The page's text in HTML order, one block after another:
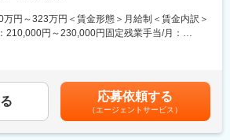
つ製品：
の定める業務
はなく、「人として信頼される」営業であり、
活背景に寄り添い、感謝される仕事です。
スでお客様宅を訪問
車）に乗ってお客様宅へ訪問をします。（1件あ
万円～323万円＜賃金形態＞月給制＜賃金内訳＞
210,000円～230,000円固定残業手当/月：
基づき、年齢や経験に応じて決定します。・昇
＜モデル給与＞※入社3年目平均基本給＋各種手
総支給月額344,141円※業績連動給：月の予算達
して支払われます。賃金はあくまでも目安の金
応募依頼する
（エージェントサービス）